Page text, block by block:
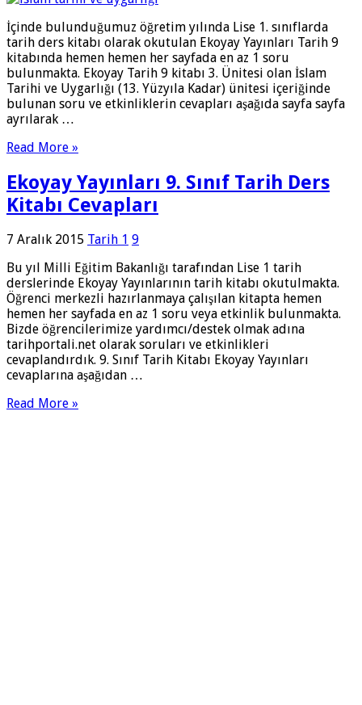
İçinde bulunduğumuz öğretim yılında Lise 1. sınıflarda
tarih ders kitabı olarak okutulan Ekoyay Yayınları Tarih 9
kitabında hemen hemen her sayfada en az 1 soru
bulunmakta. Ekoyay Tarih 9 kitabı 3. Ünitesi olan İslam
Tarihi ve Uygarlığı (13. Yüzyıla Kadar) ünitesi içeriğinde
bulunan soru ve etkinliklerin cevapları aşağıda sayfa sayfa
ayrılarak …
Read More »
Ekoyay Yayınları 9. Sınıf Tarih Ders
Kitabı Cevapları
7 Aralık 2015 Tarih 1 9
Bu yıl Milli Eğitim Bakanlığı tarafından Lise 1 tarih
derslerinde Ekoyay Yayınlarının tarih kitabı okutulmakta.
Öğrenci merkezli hazırlanmaya çalışılan kitapta hemen
hemen her sayfada en az 1 soru veya etkinlik bulunmakta.
Bizde öğrencilerimize yardımcı/destek olmak adına
tarihportali.net olarak soruları ve etkinlikleri
cevaplandırdık. 9. Sınıf Tarih Kitabı Ekoyay Yayınları
cevaplarına aşağıdan …
Read More »